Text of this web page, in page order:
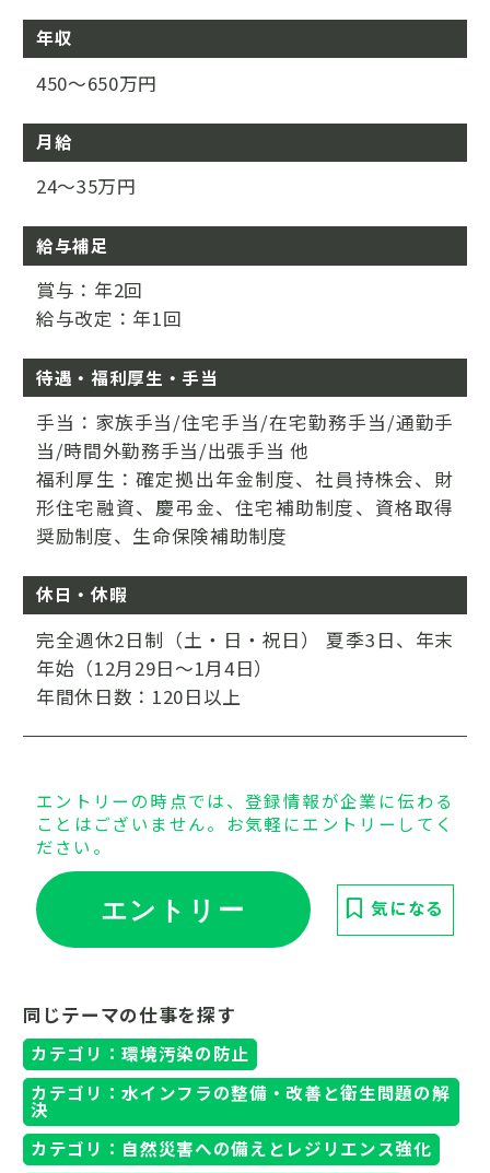
年収
450～650万円
月給
24～35万円
給与補足
賞与：年2回
給与改定：年1回
待遇・福利厚生・手当
手当：家族手当/住宅手当/在宅勤務手当/通勤手
当/時間外勤務手当/出張手当 他
福利厚生：確定拠出年金制度、社員持株会、財
形住宅融資、慶弔金、住宅補助制度、資格取得
奨励制度、生命保険補助制度
休日・休暇
完全週休2日制（土・日・祝日） 夏季3日、年末
年始（12月29日～1月4日）
年間休日数：120日以上
エントリーの時点では、登録情報が企業に伝わる
ことはございません。お気軽にエントリーしてく
ださい。
エントリー 気になる
同じテーマの仕事を探す
カテゴリ：環境汚染の防止
カテゴリ：水インフラの整備・改善と衛生問題の解
決
カテゴリ：自然災害への備えとレジリエンス強化